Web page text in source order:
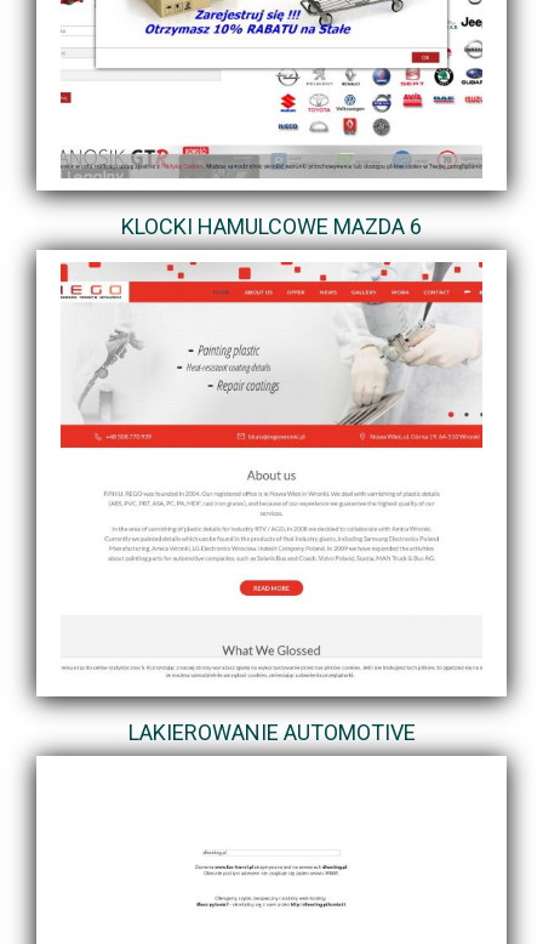
KLOCKI HAMULCOWE MAZDA 6
LAKIEROWANIE AUTOMOTIVE